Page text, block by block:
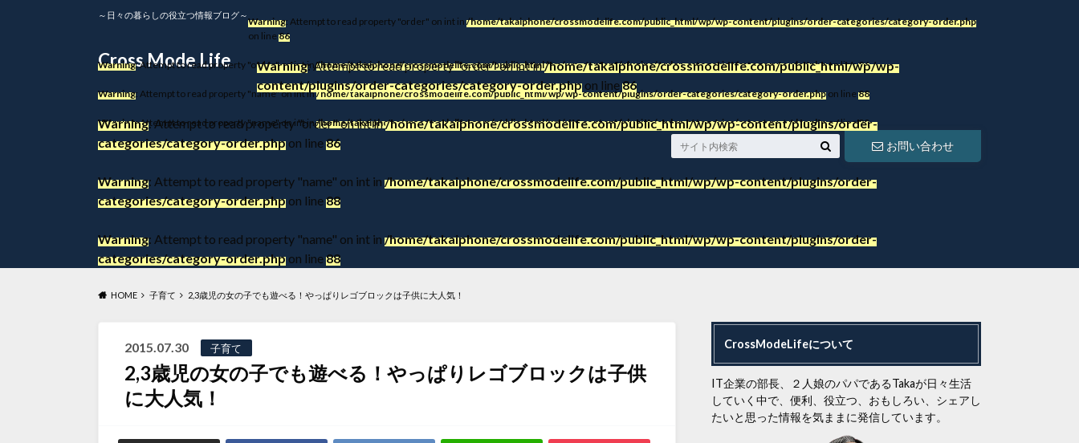
Cross Mode Life
～日々の暮らしの役立つ情報ブログ～
Warning: Attempt to read property "order" on int in /home/takaiphone/crossmodelife.com/public_html/wp/wp-content/plugins/order-categories/category-order.php
on line 86
Warning: Attempt to read property "order" on int in/home/takaiphone/crossmodelife.com/public_html/wp/wp-content/plugins/order-categories/category-order.phpon line86
Warning: Attempt to read property "name" on int in/home/takaiphone/crossmodelife.com/public_html/wp/wp-content/plugins/order-categories/category-order.php on line 88
Warning: Attempt to read property "name" on int in/home/takaiphone/crossmodelife.com/public_html/wp/wp-content/plugins/order-categories/category-order.phpon line88
お問い合わせ
Warning: Attempt to read property "order" on int in/home/takaiphone/crossmodelife.com/public_html/wp/wp-
content/plugins/order-categories/category-order.php on line86
Warning: Attempt to read property "order" on int in/home/takaiphone/crossmodelife.com/public_html/wp/wp-content/plugins/order-
categories/category-order.php on line86
Warning: Attempt to read property "name" on int in /home/takaiphone/crossmodelife.com/public_html/wp/wp-content/plugins/order-
categories/category-order.php on line88
Warning: Attempt to read property "name" on int in /home/takaiphone/crossmodelife.com/public_html/wp/wp-content/plugins/order-
categories/category-order.php on line88
HOME 子育て 2,3歳児の女の子でも遊べる！やっぱりレゴブロックは子供に大人気！
2015.07.30 子育て
2,3歳児の女の子でも遊べる！やっぱりレゴブロックは子供
に大人気！
CrossModeLifeについて
IT企業の部長、２人娘のパパであるTakaが日々生活
していく中で、便利、役立つ、おもしろい、シェアし
たいと思った情報を気ままに発信しています。